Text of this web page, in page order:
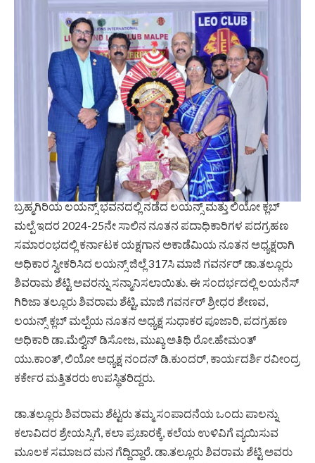
ಬ್ರಹ್ಮಗಿರಿಯ ಲಯನ್ಸ್ ಭವನದಲ್ಲಿ ನಡೆದ ಲಯನ್ಸ್ ಮತ್ತು ಲಿಯೋ ಕ್ಲಬ್
ಮಲ್ಪೆ ಇದರ 2024-25ನೇ ಸಾಲಿನ ನೂತನ ಪದಾಧಿಕಾರಿಗಳ ಪದಗ್ರಹಣ
ಸಮಾರಂಭದಲ್ಲಿ ಕರ್ನಾಟಕ ಯಕ್ಷಗಾನ ಅಕಾಡೆಮಿಯ ನೂತನ ಅಧ್ಯಕ್ಷರಾಗಿ
ಅಧಿಕಾರ ಸ್ವೀಕರಿಸಿದ ಲಯನ್ಸ್ ಜಿಲ್ಲೆ 317ಸಿ ಮಾಜಿ ಗವರ್ನರ್ ಡಾ.ತಲ್ಲೂರು
ಶಿವರಾಮ ಶೆಟ್ಟಿ ಅವರನ್ನು ಸನ್ಮಾನಿಸಲಾಯಿತು. ಈ ಸಂದರ್ಭದಲ್ಲಿ ಲಯನೆಸ್
ಗಿರಿಜಾ ತಲ್ಲೂರು ಶಿವರಾಮ ಶೆಟ್ಟಿ, ಮಾಜಿ ಗವರ್ನರ್ ಶ್ರೀಧರ ಶೇಣವ,
ಲಯನ್ಸ್ ಕ್ಲಬ್ ಮಲ್ಪೆಯ ನೂತನ ಅಧ್ಯಕ್ಷ ಸುಧಾಕರ ಪೂಜಾರಿ, ಪದಗ್ರಹಣ
ಅಧಿಕಾರಿ ಡಾ.ಮೆಲ್ವಿನ್ ಡಿಸೋಜ, ಮುಖ್ಯ ಅತಿಥಿ ರೋ.ಹೇಮಂತ್
ಯು.ಕಾಂತ್, ಲಿಯೋ ಅಧ್ಯಕ್ಷ ನಂದನ್ ಡಿ.ಕುಂದರ್, ಕಾರ್ಯದರ್ಶಿ ರವೀಂದ್ರ
ಕರ್ಕೇರ ಮತ್ತಿತರರು ಉಪಸ್ಥಿತರಿದ್ದರು.
ಡಾ.ತಲ್ಲೂರು ಶಿವರಾಮ ಶೆಟ್ಟರು ತಮ್ಮ ಸಂಪಾದನೆಯ ಒಂದು ಪಾಲನ್ನು
ಕಲಾವಿದರ ಶ್ರೇಯಸ್ಸಿಗೆ, ಕಲಾ ಪ್ರಚಾರಕ್ಕೆ, ಕಲೆಯ ಉಳಿವಿಗೆ ವ್ಯಯಿಸುವ
ಮೂಲಕ ಸಮಾಜದ ಮನ ಗೆದ್ದಿದ್ದಾರೆ. ಡಾ.ತಲ್ಲೂರು ಶಿವರಾಮ ಶೆಟ್ಟಿ ಅವರು